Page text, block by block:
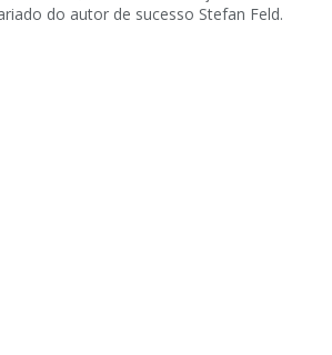
do autor de sucesso Stefan Feld.